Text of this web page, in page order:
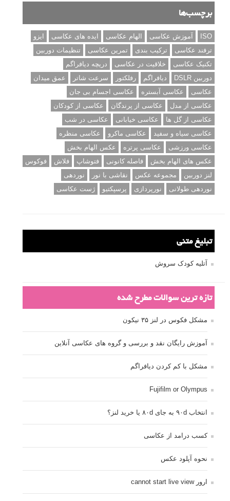
برچسب‌ها
ISO آموزش عکاسی الهام عکاسی ایده های عکاسی
ایزو
ترفند عکاسی
ترکیب بندی تمرین عکاسی
تنظیمات دوربین
تکنیک عکاسی
خلاقیت در عکاسی
دریچه دیافراگم
دوربین DSLR
دیافراگم رفلکتور سرعت شاتر
عمق میدان
عکاسی
عکاسی آبستره
عکاسی اجسام بی جان
عکاسی از مدل
عکاسی از پرندگان
عکاسی از کودکان
عکاسی از گل ها
عکاسی خیابانی
عکاسی در شب
عکاسی سیاه و سفید
عکاسی ماکرو
عکاسی منظره
عکاسی ورزشی
عکاسی پرتره
عکس الهام بخش
عکس های الهام بخش
فاصله کانونی فتوشاپ فلاش
فوکوس
لنز دوربین
مجموعه عکس نقاشی با نور
نوردهی
نوردهی طولانی
نورپردازی پرسپکتیو ژست عکاسی
تبلیغ متنی
آتلیه کودک سروش
تازه ترین سوالات مطرح شده
مشکل فکوس در لنز ۳۵ نیکون
آموزش رایگان نقد و بررسی و گروه های عکاسی آنلاین
مشکل با کم کردن دیافراگم
Fujifilm or Olympus
انتخاب ۹۰d به جای ۸۰d یا خرید لنز؟
کسب درامد از عکاسی
نحوه آپلود عکس
ارور cannot start live view